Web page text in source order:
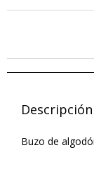
Descripción
Buzo de